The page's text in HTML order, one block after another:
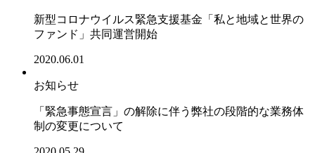
新型コロナウイルス緊急支援基金「私と地域と世界の
ファンド」共同運営開始
2020.06.01
お知らせ
「緊急事態宣言」の解除に伴う弊社の段階的な業務体
制の変更について